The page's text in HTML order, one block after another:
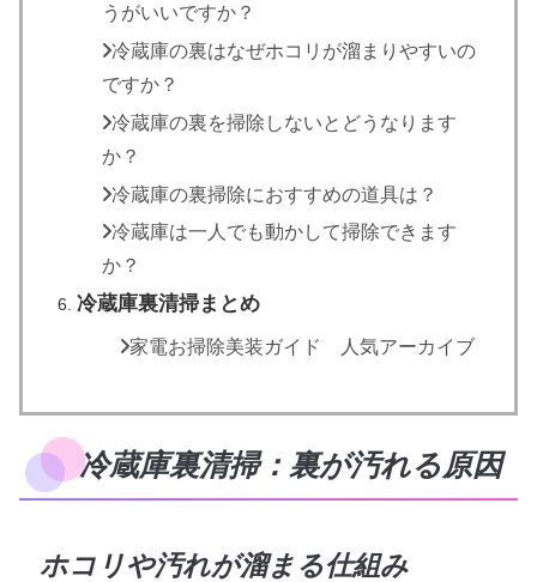
うがいいですか？
冷蔵庫の裏はなぜホコリが溜まりやすいの
ですか？
冷蔵庫の裏を掃除しないとどうなります
か？
冷蔵庫の裏掃除におすすめの道具は？
冷蔵庫は一人でも動かして掃除できます
か？
冷蔵庫裏清掃まとめ
家電お掃除美装ガイド 人気アーカイブ
冷蔵庫裏清掃：裏が汚れる原因
ホコリや汚れが溜まる仕組み